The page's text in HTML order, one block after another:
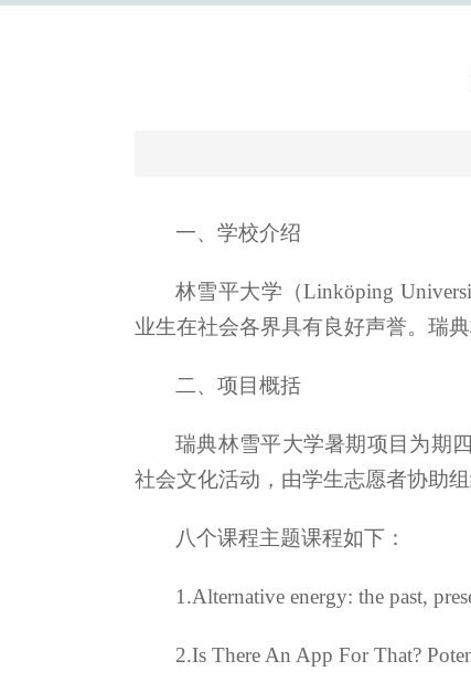
一、学校介绍
林雪平大学（Linköping
业生在社会各界具有良好声誉。瑞
二、项目概括
瑞典林雪平大学暑期项目为期
社会文化活动，由学生志愿者协助
八个课程主题课程如下：
1.Alternative energy: the past,
2.Is There An App For That?